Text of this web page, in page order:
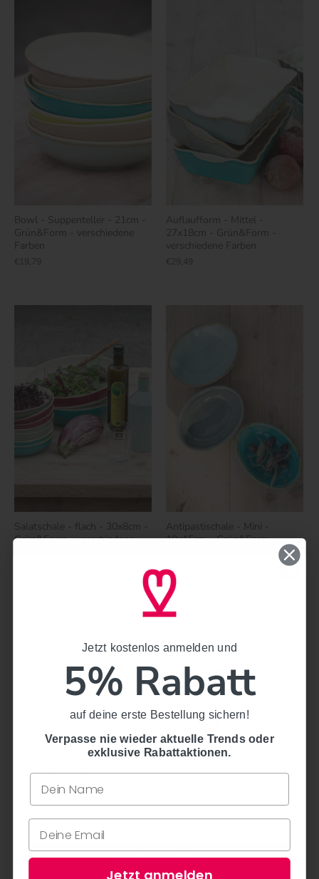
Bowl - Suppenteller - 21cm -
Grün&Form - verschiedene
Farben
€19,79
Auflaufform - Mittel -
27x18cm - Grün&Form -
verschiedene Farben
€29,49
Salatschale - flach - 30x8cm -
Grün&Form - verschiedene
Antipastischale - Mini -
10x15cm - Grün&Form -
€8,99
Auflaufform XL - Groß -
verschiedene Farben
Küche
€17,99
Jetzt kostenlos anmelden und
5% Rabatt
Rabattaktionen.
Jetzt anmelden
Jetzt kostenlos anmelden und
5% Rabatt
auf deine erste Bestellung sichern!
Verpasse nie wieder aktuelle Trends oder
exklusive Rabattaktionen.
Jetzt anmelden